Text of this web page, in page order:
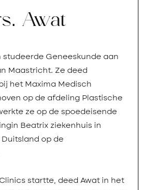
Awat
studeerde Geneeskunde aan
Maastricht. Ze deed
het Maxima Medisch
op de afdeling Plastische
ze op de spoedeisende
Beatrix ziekenhuis in
op de
startte, deed Awat in het